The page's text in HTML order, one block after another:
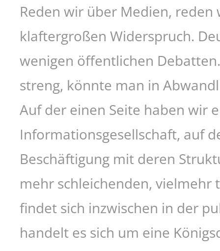
Reden wir über Medien,
klaftergroßen Widerspruch.
wenigen öffentlichen
streng, könnte man in
Auf der einen Seite haben wir
Informationsgesellschaft, auf
Beschäftigung mit deren
mehr schleichenden, vielmehr
findet sich inzwischen in der
handelt es sich um eine